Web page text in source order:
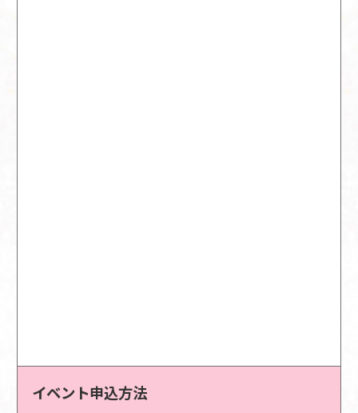
イベント申込方法